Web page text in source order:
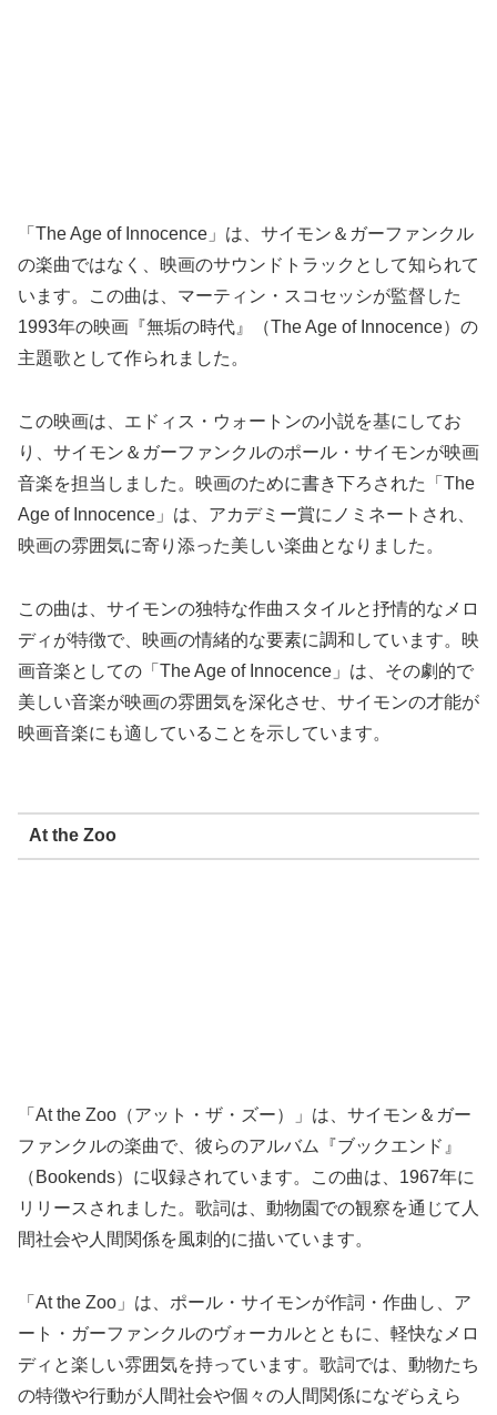
「The Age of Innocence」は、サイモン＆ガーファンクル
の楽曲ではなく、映画のサウンドトラックとして知られて
います。この曲は、マーティン・スコセッシが監督した
1993年の映画『無垢の時代』（The Age of Innocence）の
主題歌として作られました。
この映画は、エドィス・ウォートンの小説を基にしてお
り、サイモン＆ガーファンクルのポール・サイモンが映画
音楽を担当しました。映画のために書き下ろされた「The
Age of Innocence」は、アカデミー賞にノミネートされ、
映画の雰囲気に寄り添った美しい楽曲となりました。
この曲は、サイモンの独特な作曲スタイルと抒情的なメロ
ディが特徴で、映画の情緒的な要素に調和しています。映
画音楽としての「The Age of Innocence」は、その劇的で
美しい音楽が映画の雰囲気を深化させ、サイモンの才能が
映画音楽にも適していることを示しています。
At the Zoo
「At the Zoo（アット・ザ・ズー）」は、サイモン＆ガー
ファンクルの楽曲で、彼らのアルバム『ブックエンド』
（Bookends）に収録されています。この曲は、1967年に
リリースされました。歌詞は、動物園での観察を通じて人
間社会や人間関係を風刺的に描いています。
「At the Zoo」は、ポール・サイモンが作詞・作曲し、ア
ート・ガーファンクルのヴォーカルとともに、軽快なメロ
ディと楽しい雰囲気を持っています。歌詞では、動物たち
の特徴や行動が人間社会や個々の人間関係になぞらえら